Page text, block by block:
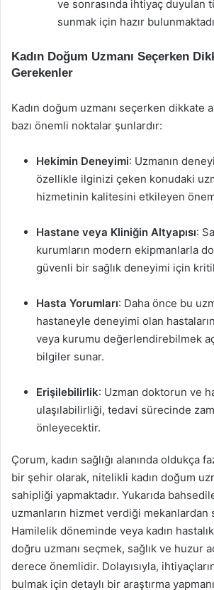
ve sonrasında ihtiyaç duyulan
sunmak için hazır
Kadın Doğum Uzmanı Seçerken
Gerekenler
Kadın doğum uzmanı seçerken dikkate
bazı önemli noktalar şunlardır:
Hekimin Deneyimi: Uzmanın
özellikle ilginizi çeken konudaki
hizmetinin kalitesini etkileyen
Hastane veya Kliniğin Altyapısı:
kurumların modern ekipmanlarla
güvenli bir sağlık deneyimi için
Hasta Yorumları: Daha önce bu
hastaneyle deneyimi olan
veya kurumu değerlendirebilmek
bilgiler sunar.
Erişilebilirlik: Uzman doktorun ve
ulaşılabilirliği, tedavi sürecinde
önleyecektir.
Çorum, kadın sağlığı alanında oldukça
bir şehir olarak, nitelikli kadın doğum
sahipliği yapmaktadır. Yukarıda
uzmanların hizmet verdiği mekanlardan
Hamilelik döneminde veya kadın
doğru uzmanı seçmek, sağlık ve huzur
derece önemlidir. Dolayısıyla,
bulmak için detaylı bir araştırma